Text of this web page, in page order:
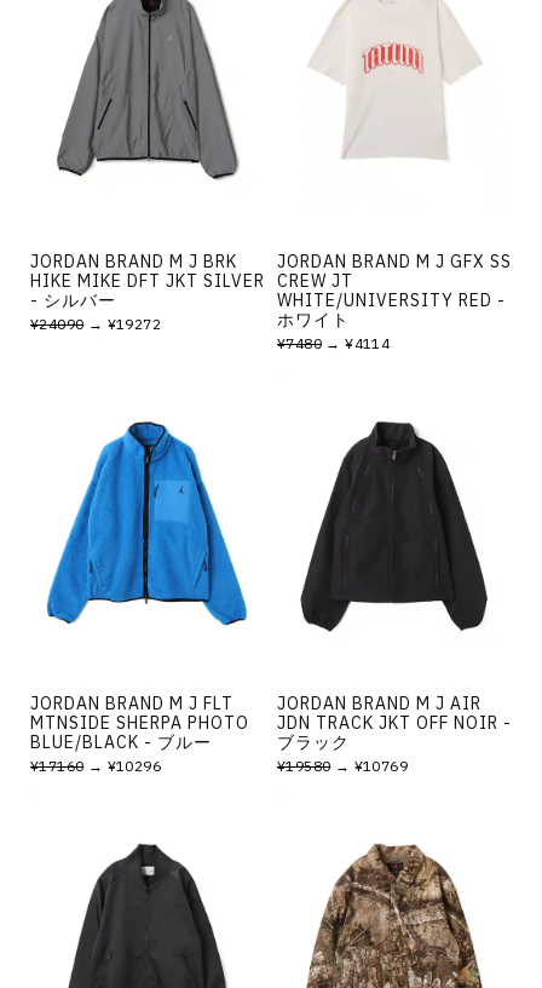
JORDAN BRAND M J BRK
HIKE MIKE DFT JKT SILVER
- シルバー
¥24090→ ¥19272
JORDAN BRAND M J GFX SS
CREW JT
WHITE/UNIVERSITY RED -
ホワイト
¥7480 → ¥4114
JORDAN BRAND M J FLT
MTNSIDE SHERPA PHOTO
BLUE/BLACK - ブルー
¥17160→ ¥10296
JORDAN BRAND M J AIR
JDN TRACK JKT OFF NOIR -
ブラック
¥19580→ ¥10769